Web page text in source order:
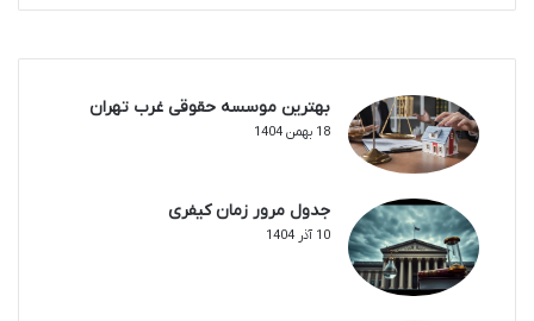
بهترین موسسه حقوقی غرب تهران
18 بهمن 1404
جدول مرور زمان کیفری
10 آذر 1404